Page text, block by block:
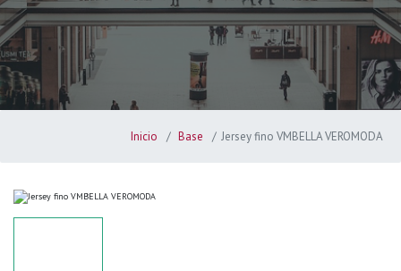
Inicio Base Jersey fino VMBELLA VEROMODA